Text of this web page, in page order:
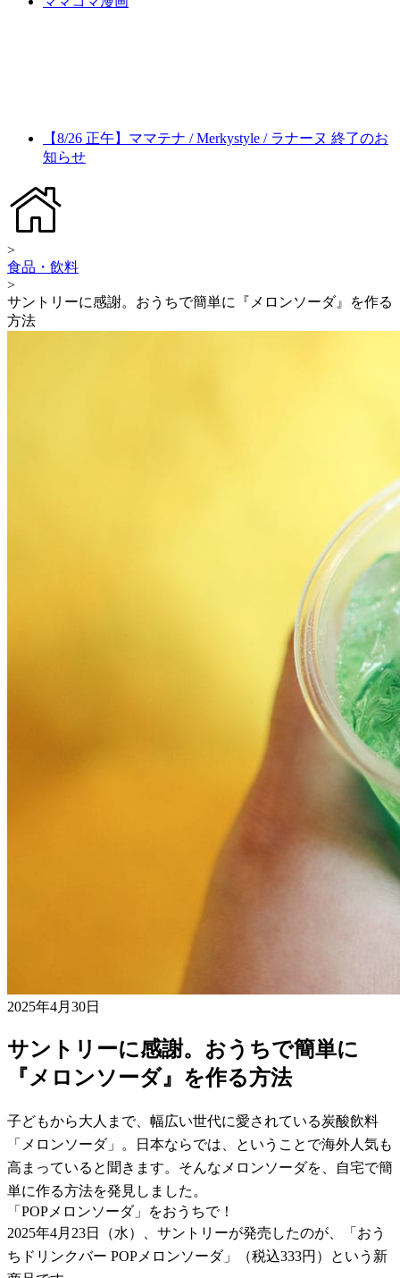
【8/26 正午】ママテナ / Merkystyle / ラナーヌ 終了のお
知らせ
>
食品・飲料
>
サントリーに感謝。おうちで簡単に『メロンソーダ』を作る
方法
2025年4月30日
サントリーに感謝。おうちで簡単に
『メロンソーダ』を作る方法
子どもから大人まで、幅広い世代に愛されている炭酸飲料
「メロンソーダ」。日本ならでは、ということで海外人気も
高まっていると聞きます。そんなメロンソーダを、自宅で簡
単に作る方法を発見しました。
「POPメロンソーダ」をおうちで！
2025年4月23日（水）、サントリーが発売したのが、「おう
ちドリンクバー POPメロンソーダ」（税込333円）という新